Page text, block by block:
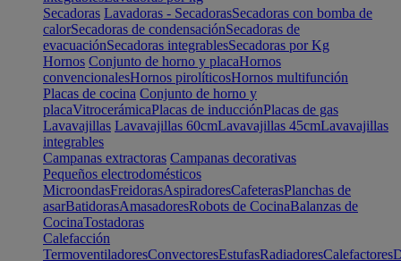
Secadoras Lavadoras - SecadorasSecadoras con bomba de
calorSecadoras de condensaciónSecadoras de
evacuaciónSecadoras integrablesSecadoras por Kg
Hornos Conjunto de horno y placaHornos
convencionalesHornos pirolíticosHornos multifunción
Placas de cocina Conjunto de horno y
placaVitrocerámicaPlacas de inducciónPlacas de gas
Lavavajillas Lavavajillas 60cmLavavajillas 45cmLavavajillas
integrables
Campanas extractoras Campanas decorativas
Pequeños electrodomésticos
MicroondasFreidorasAspiradoresCafeterasPlanchas de
asarBatidorasAmasadoresRobots de CocinaBalanzas de
CocinaTostadoras
Calefacción
TermoventiladoresConvectoresEstufasRadiadoresCalefactores